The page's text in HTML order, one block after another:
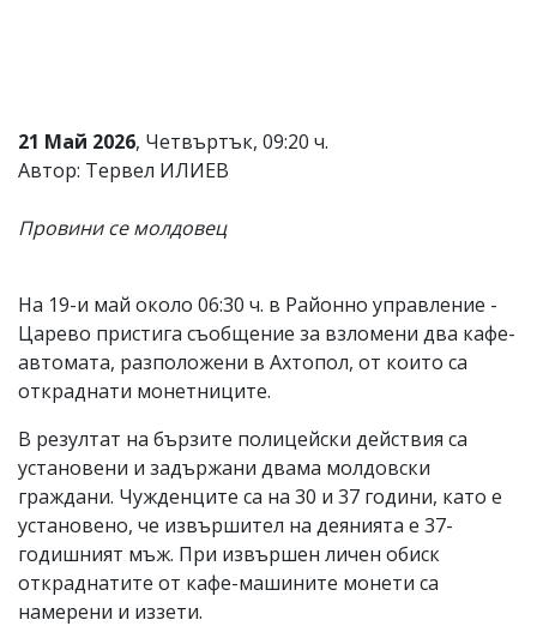
от
читателите
и
не
носи
тях!
Ако
откриете
обиден
за
коментар,
моля
сигнализирайте
ни!
21 Май 2026, Четвъртък, 09:20 ч.
Автор: Тервел ИЛИЕВ
Провини се молдовец
На 19-и май около 06:30 ч. в Районно управление -
Царево пристига съобщение за взломени два кафе-
автомата, разположени в Ахтопол, от които са
откраднати монетниците.
В резултат на бързите полицейски действия са
установени и задържани двама молдовски
граждани. Чужденците са на 30 и 37 години, като е
установено, че извършител на деянията е 37-
годишният мъж. При извършен личен обиск
откраднатите от кафе-машините монети са
намерени и иззети.